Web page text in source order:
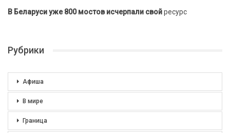
В Беларуси уже 800 мостов исчерпали свойресурс
Рубрики
Афиша
В мире
Граница